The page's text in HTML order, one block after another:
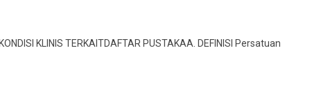
KLINIS TERKAITDAFTAR PUSTAKAA. DEFINISI Persatuan